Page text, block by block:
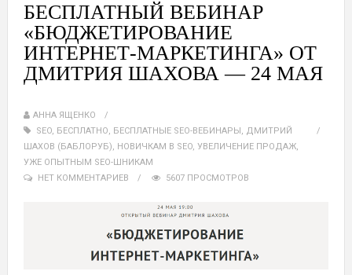
БЕСПЛАТНЫЙ ВЕБИНАР
«БЮДЖЕТИРОВАНИЕ
ИНТЕРНЕТ-МАРКЕТИНГА» ОТ
ДМИТРИЯ ШАХОВА — 24 МАЯ
АННА ЯЩЕНКО
SEO, БЕСПЛАТНО, БЕСПЛАТНЫЕ SEO-ВЕБИНАРЫ, ДМИТРИЙ
ШАХОВ (БАБЛОРУБ), НОВИЧКАМ В SEO, УВЕЛИЧЕНИЕ ПРОДАЖ,
УЖЕ ОПЫТНЫМ SEO-ШНИКАМ
НЕТ КОММЕНТАРИЕВ
5607 ПРОСМОТРОВ